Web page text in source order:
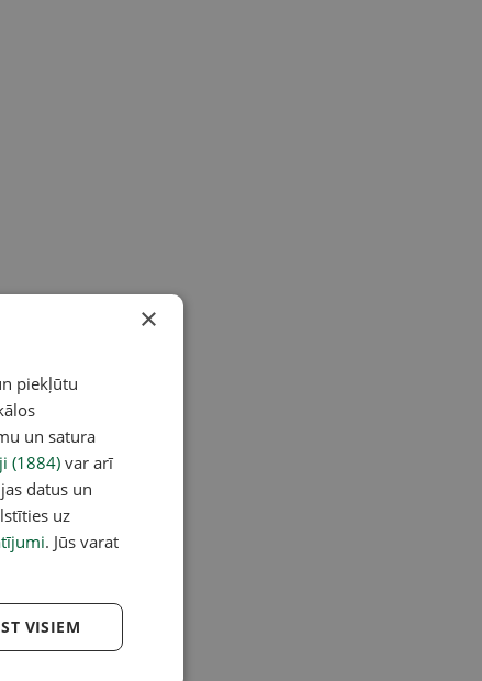
×
piekļūtu
un satura
(1884) var arī
datus un
uz
. Jūs varat
VISIEM